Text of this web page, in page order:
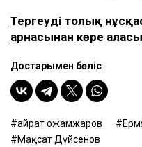
Тергеудің толық
арнасынан көре
Достарыңмен бөліс
Қайрат Қожамжаров
Мақсат Дүйсенов